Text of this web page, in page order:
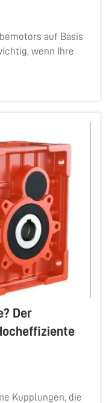
auf Basis
wenn Ihre
sollen. Die
werden durch das
einen
Der
Kupplungen, die